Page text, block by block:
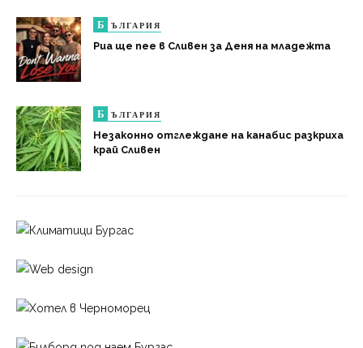
Б ЪЛГАРИЯ
Риа ще пее в Сливен за Деня на младежта
Б ЪЛГАРИЯ
Незаконно отглеждане на канабис разкриха
край Сливен